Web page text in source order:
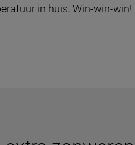
in huis. Win-win-win!